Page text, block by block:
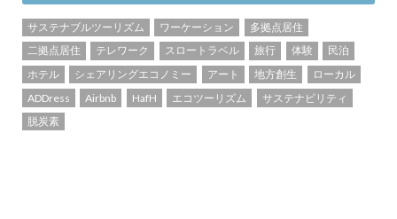
サステナブルツーリズム ワーケーション
多拠点居住
二拠点居住
テレワーク スロートラベル 旅行 体験
民泊
ホテル
シェアリングエコノミー アート 地方創生
ローカル
ADDress
Airbnb HafH エコツーリズム
サステナビリティ
脱炭素